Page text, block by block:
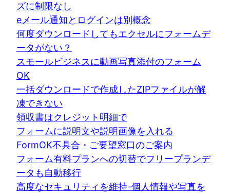
ズに制限なし
eメール通知とログインは別概念
何度ダウンロードしてもエクセルにフォームデ
ータがない？
スモールビジネスに動画写真添付のフォーム
OK
一括ダウンロードで作成したZIPファイルが解
凍できない
領収書はクレジット明細で
フォームに説明文や説明画像を入れる
FormOK不具合・ご要望窓口のご案内
フォーム有料プランへの切替でフリープランデ
ータも自動移行
高度なセキュリティを維持-個人情報や写真を